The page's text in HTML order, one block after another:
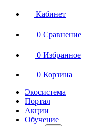
Кабинет
0 Сравнение
0 Избранное
0 Корзина
Экосистема
Портал
Акции
Обучение